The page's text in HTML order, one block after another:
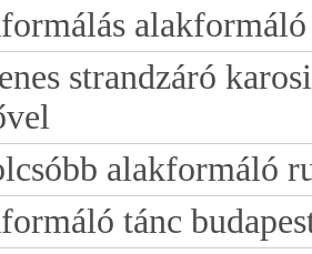
alakformáló
strandzáró
alakformáló
tánc